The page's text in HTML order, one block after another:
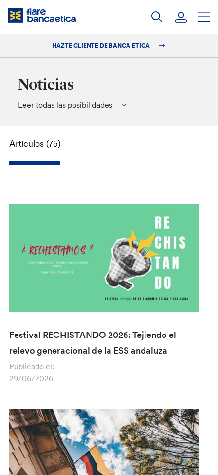
Saltar
HAZTE CLIENTE DE BANCA ETICA
Noticias
Leer todas las posibilidades
Artículos (75)
Festival RECHISTANDO 2026: Tejiendo el
relevo generacional de la ESS andaluza
Publicado el:
29/06/2026